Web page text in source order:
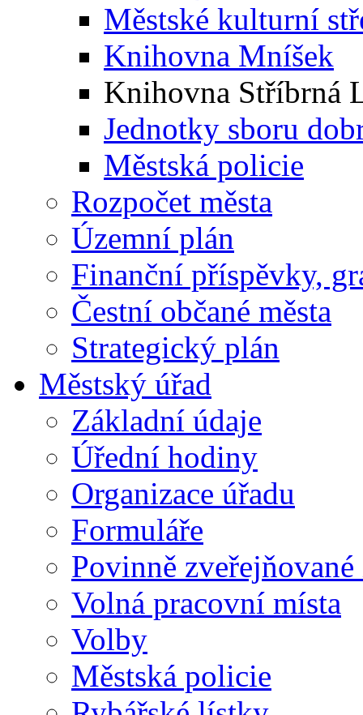
Městské kulturní
Knihovna Mníšek
Knihovna Stříbrná
Jednotky sboru
Městská policie
Rozpočet města
Územní plán
Finanční příspěvky,
Čestní občané města
Strategický plán
Městský úřad
Základní údaje
Úřední hodiny
Organizace úřadu
Formuláře
Povinně
Volná pracovní místa
Volby
Městská policie